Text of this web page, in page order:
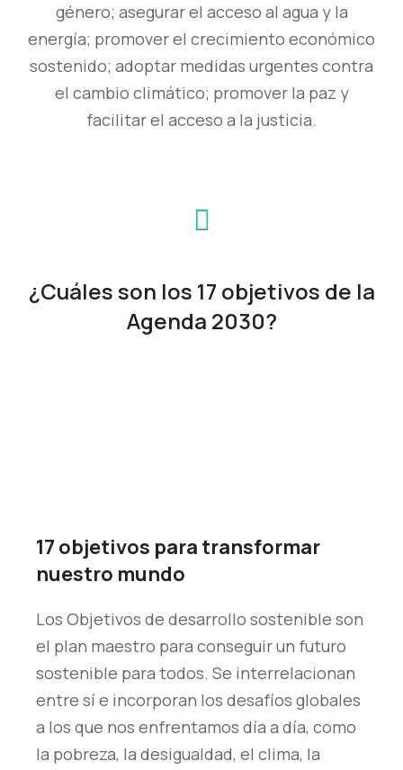
género; asegurar el acceso al agua y la
energía; promover el crecimiento económico
sostenido; adoptar medidas urgentes contra
el cambio climático; promover la paz y
facilitar el acceso a la justicia.
¿Cuáles son los 17 objetivos de la
Agenda 2030?
17 objetivos para transformar
nuestro mundo
Los Objetivos de desarrollo sostenible son
el plan maestro para conseguir un futuro
sostenible para todos. Se interrelacionan
entre sí e incorporan los desafíos globales
a los que nos enfrentamos día a día, como
la pobreza, la desigualdad, el clima, la